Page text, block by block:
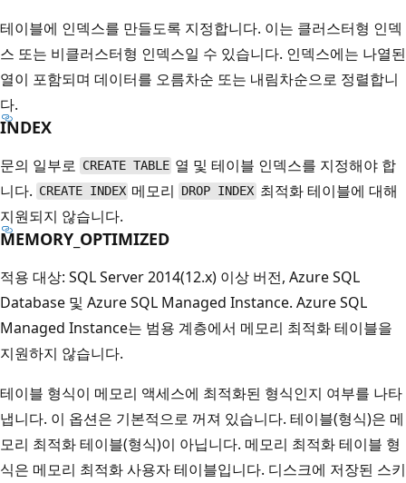
테이블에 인덱스를 만들도록 지정합니다. 이는 클러스터형 인덱
스 또는 비클러스터형 인덱스일 수 있습니다. 인덱스에는 나열된
열이 포함되며 데이터를 오름차순 또는 내림차순으로 정렬합니
다.
INDEX
문의 일부로 CREATE TABLE 열 및 테이블 인덱스를 지정해야 합
니다. CREATE INDEX 메모리 DROP INDEX 최적화 테이블에 대해
지원되지 않습니다.
MEMORY_OPTIMIZED
적용 대상: SQL Server 2014(12.x) 이상 버전, Azure SQL
Database 및 Azure SQL Managed Instance. Azure SQL
Managed Instance는 범용 계층에서 메모리 최적화 테이블을
지원하지 않습니다.
테이블 형식이 메모리 액세스에 최적화된 형식인지 여부를 나타
냅니다. 이 옵션은 기본적으로 꺼져 있습니다. 테이블(형식)은 메
모리 최적화 테이블(형식)이 아닙니다. 메모리 최적화 테이블 형
식은 메모리 최적화 사용자 테이블입니다. 디스크에 저장된 스키